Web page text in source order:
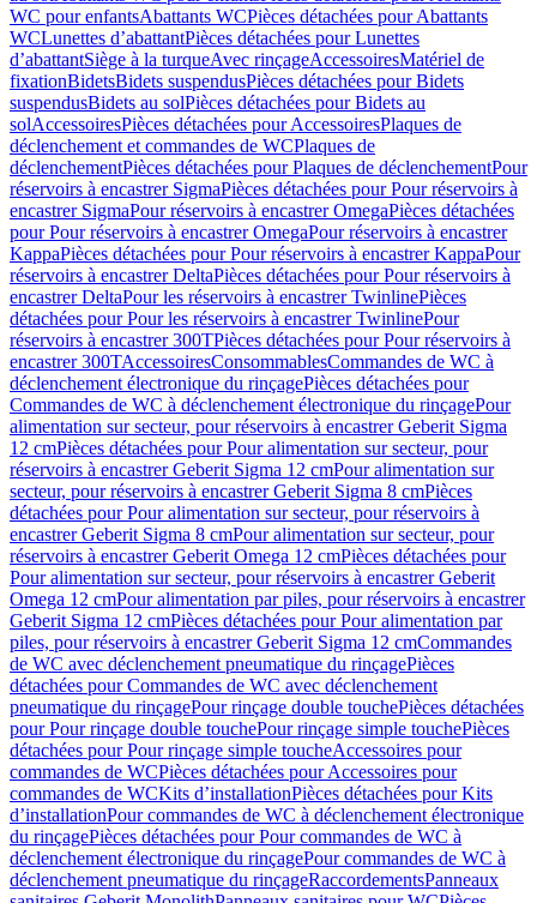
WC pour enfantsAbattants WCPièces détachées pour Abattants
WCLunettes d’abattantPièces détachées pour Lunettes
d’abattantSiège à la turqueAvec rinçageAccessoiresMatériel de
fixationBidetsBidets suspendusPièces détachées pour Bidets
suspendusBidets au solPièces détachées pour Bidets au
solAccessoiresPièces détachées pour AccessoiresPlaques de
déclenchement et commandes de WCPlaques de
déclenchementPièces détachées pour Plaques de déclenchementPour
réservoirs à encastrer SigmaPièces détachées pour Pour réservoirs à
encastrer SigmaPour réservoirs à encastrer OmegaPièces détachées
pour Pour réservoirs à encastrer OmegaPour réservoirs à encastrer
KappaPièces détachées pour Pour réservoirs à encastrer KappaPour
réservoirs à encastrer DeltaPièces détachées pour Pour réservoirs à
encastrer DeltaPour les réservoirs à encastrer TwinlinePièces
détachées pour Pour les réservoirs à encastrer TwinlinePour
réservoirs à encastrer 300TPièces détachées pour Pour réservoirs à
encastrer 300TAccessoiresConsommablesCommandes de WC à
déclenchement électronique du rinçagePièces détachées pour
Commandes de WC à déclenchement électronique du rinçagePour
alimentation sur secteur, pour réservoirs à encastrer Geberit Sigma
12 cmPièces détachées pour Pour alimentation sur secteur, pour
réservoirs à encastrer Geberit Sigma 12 cmPour alimentation sur
secteur, pour réservoirs à encastrer Geberit Sigma 8 cmPièces
détachées pour Pour alimentation sur secteur, pour réservoirs à
encastrer Geberit Sigma 8 cmPour alimentation sur secteur, pour
réservoirs à encastrer Geberit Omega 12 cmPièces détachées pour
Pour alimentation sur secteur, pour réservoirs à encastrer Geberit
Omega 12 cmPour alimentation par piles, pour réservoirs à encastrer
Geberit Sigma 12 cmPièces détachées pour Pour alimentation par
piles, pour réservoirs à encastrer Geberit Sigma 12 cmCommandes
de WC avec déclenchement pneumatique du rinçagePièces
détachées pour Commandes de WC avec déclenchement
pneumatique du rinçagePour rinçage double touchePièces détachées
pour Pour rinçage double touchePour rinçage simple touchePièces
détachées pour Pour rinçage simple toucheAccessoires pour
commandes de WCPièces détachées pour Accessoires pour
commandes de WCKits d’installationPièces détachées pour Kits
d’installationPour commandes de WC à déclenchement électronique
du rinçagePièces détachées pour Pour commandes de WC à
déclenchement électronique du rinçagePour commandes de WC à
déclenchement pneumatique du rinçageRaccordementsPanneaux